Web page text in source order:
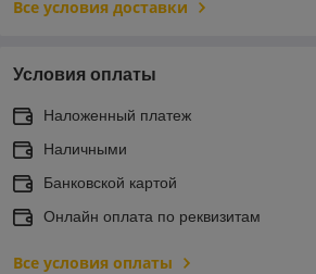
Все условия доставки
Условия оплаты
Наложенный платеж
Наличными
Банковской картой
Онлайн оплата по реквизитам
Все условия оплаты